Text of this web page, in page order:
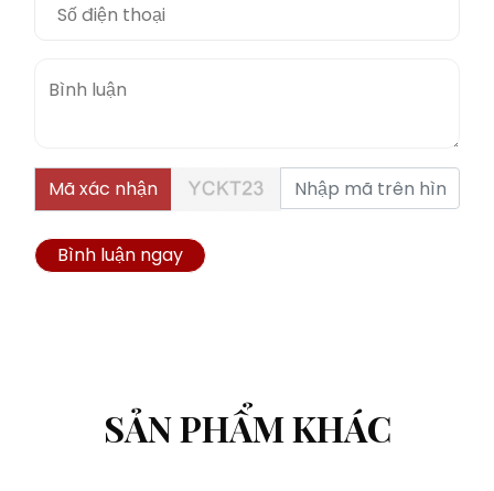
Mã xác nhận
Bình luận ngay
SẢN PHẨM KHÁC